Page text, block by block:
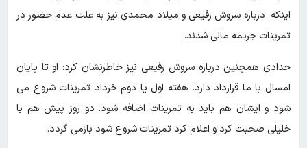
اینکه درباره سروش رفیعی و میلاد محمدی نیز به علت عدم حضور در
تمرینات جریمه مالی شدند.
حدادی همچنین درباره سروش رفیعی نیز خاطرنشان کرد: او تا پایان
امسال با ما قرارداد دارد. هفته اول یا دوم خرداد تمرینات شروع می
شود و ایشان هم باید به تمرینات اضافه شود. دو روز پیش هم با
خلیلی صحبت کرد و اعلام کرد تمرینات شروع شود بازمی گردد.